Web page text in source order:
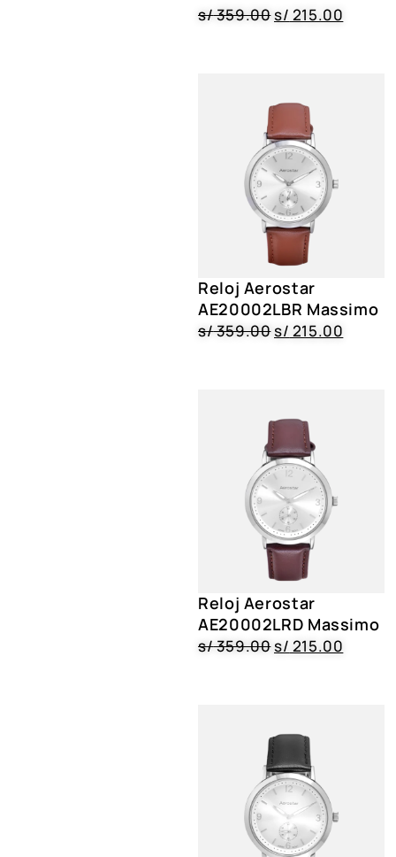
s/359.00s/ 215.00
Reloj Aerostar
AE20002LBR Massimo
s/359.00s/ 215.00
Reloj Aerostar
AE20002LRD Massimo
s/359.00s/ 215.00